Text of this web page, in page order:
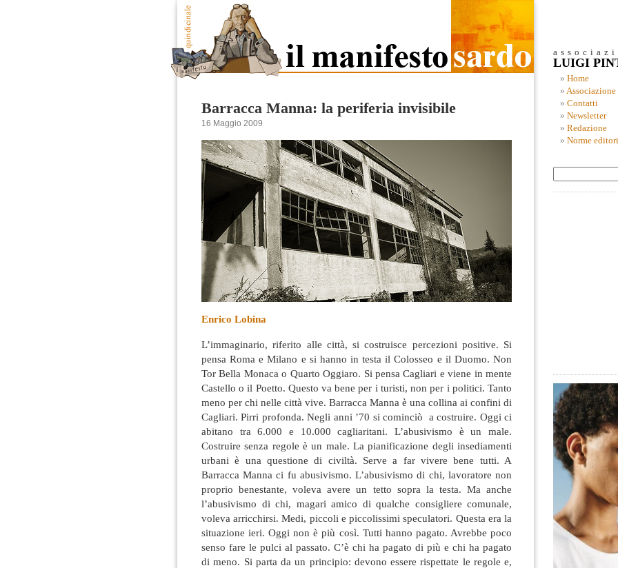
Barracca Manna: la periferia invisibile
16 Maggio 2009
Enrico Lobina
L’immaginario, riferito alle città, si costruisce percezioni positive. Si
pensa Roma e Milano e si hanno in testa il Colosseo e il Duomo. Non
Tor Bella Monaca o Quarto Oggiaro. Si pensa Cagliari e viene in mente
Castello o il Poetto. Questo va bene per i turisti, non per i politici. Tanto
meno per chi nelle città vive. Barracca Manna è una collina ai confini di
Cagliari. Pirri profonda. Negli anni ’70 si cominciò a costruire. Oggi ci
abitano tra 6.000 e 10.000 cagliaritani. L’abusivismo è un male.
Costruire senza regole è un male. La pianificazione degli insediamenti
urbani è una questione di civiltà. Serve a far vivere bene tutti. A
Barracca Manna ci fu abusivismo. L’abusivismo di chi, lavoratore non
proprio benestante, voleva avere un tetto sopra la testa. Ma anche
l’abusivismo di chi, magari amico di qualche consigliere comunale,
voleva arricchirsi. Medi, piccoli e piccolissimi speculatori. Questa era la
situazione ieri. Oggi non è più così. Tutti hanno pagato. Avrebbe poco
senso fare le pulci al passato. C’è chi ha pagato di più e chi ha pagato
di meno. Si parta da un principio: devono essere rispettate le regole e,
LUIGI
Home
Associazione
Contatti
Newsletter
Redazione
Norme